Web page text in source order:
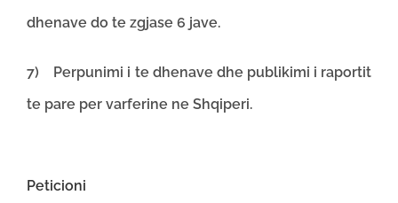
dhenave do te zgjase 6 jave.
7) Perpunimi i te dhenave dhe publikimi i raportit
te pare per varferine ne Shqiperi.
Peticioni